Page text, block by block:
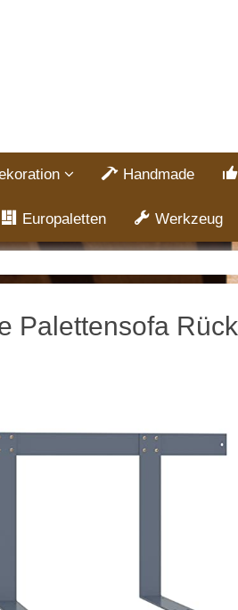
Handmade
Europaletten Werkzeug
Palettensofa